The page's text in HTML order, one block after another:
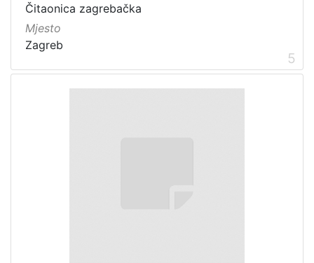
Čitaonica zagrebačka
Mjesto
Zagreb
5